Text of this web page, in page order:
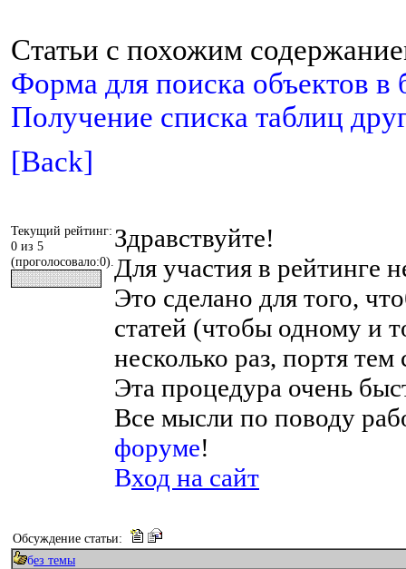
Статьи с похожим
Форма для поиска объектов в
Получение списка таблиц
[Back]
Текущий рейтинг:
0 из 5
(проголосовало:0).
Здравствуйте!
Для участия в рейтинге
Это сделано для того,
статей (чтобы одному и
несколько раз, портя
Эта процедура очень
Все мысли по поводу
форуме!
Вход на сайт
Обсуждение статьи:
без темы